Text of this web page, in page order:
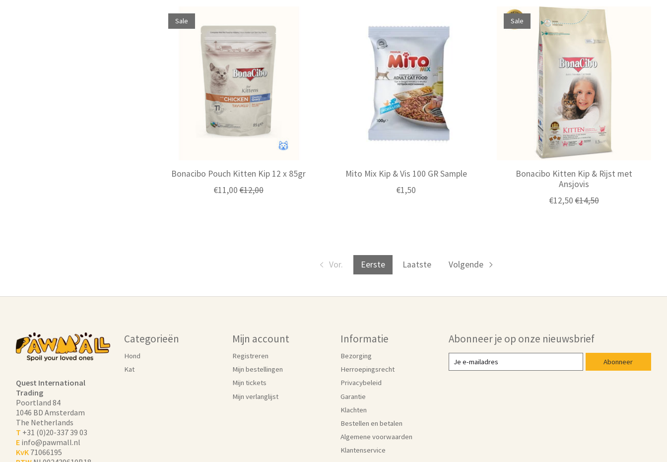
Sale
Bonacibo Pouch Kitten Kip 12 x 85gr
€11,00 €12,00
Mito Mix Kip & Vis 100 GR Sample
€1,50
Sale
Bonacibo Kitten Kip & Rijst met
Ansjovis
€12,50 €14,50
Vor. Eerste Laatste Volgende
Quest International
Trading
Poortland 84
1046 BD Amsterdam
The Netherlands
T +31 (0)20-337 39 03
E info@pawmall.nl
KvK 71066195
Categorieën
Hond
Kat
Mijn account
Registreren
Mijn bestellingen
Mijn tickets
Mijn verlanglijst
Informatie
Bezorging
Herroepingsrecht
Privacybeleid
Garantie
Klachten
Bestellen en betalen
Algemene voorwaarden
Klantenservice
Abonneer je op onze nieuwsbrief
Abonneer